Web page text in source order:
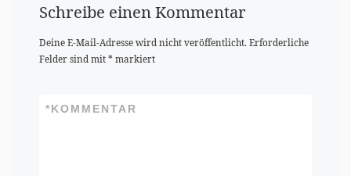
Schreibe einen Kommentar
Deine E-Mail-Adresse wird nicht veröffentlicht. Erforderliche
Felder sind mit*markiert
KOMMENTAR
*